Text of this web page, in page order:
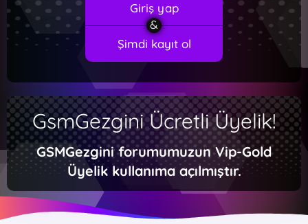
Giriş yap
Şimdi kayıt ol
GsmGezgini Ücretli Üyelik!
GSMGezgini forumumuzun Vip-Gold
Üyelik kullanıma açılmıştır.